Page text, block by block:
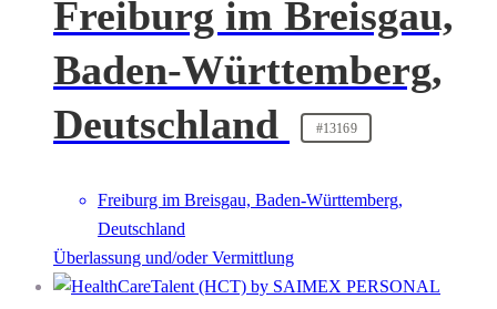
Freiburg im Breisgau,
Baden-Württemberg,
Deutschland
#13169
Freiburg im Breisgau, Baden-Württemberg,
Deutschland
Überlassung und/oder Vermittlung